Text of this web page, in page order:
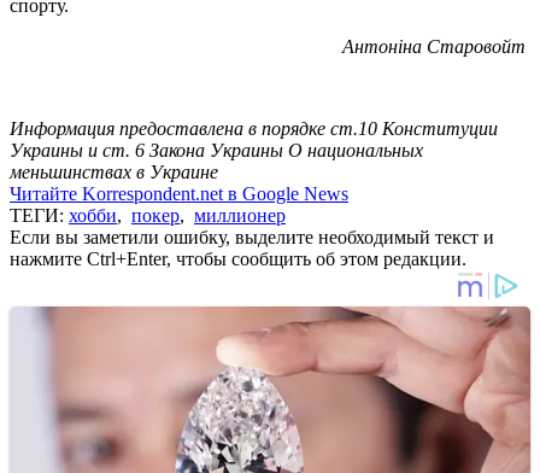
спорту.
Антоніна Старовойт
Информация предоставлена в порядке ст.10 Конституции
Украины и ст. 6 Закона Украины О национальных
меньшинствах в Украине
Читайте Korrespondent.net в Google News
ТЕГИ: хобби, покер, миллионер
Если вы заметили ошибку, выделите необходимый текст и
нажмите Ctrl+Enter, чтобы сообщить об этом редакции.